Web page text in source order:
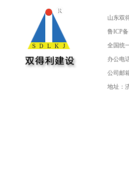
山东双
鲁ICP备
全国统
办公电
公司邮
地址：